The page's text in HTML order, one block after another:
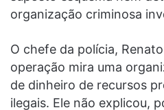
organização criminosa
O chefe da polícia,
operação mira uma
de dinheiro de recursos
ilegais. Ele não explicou,